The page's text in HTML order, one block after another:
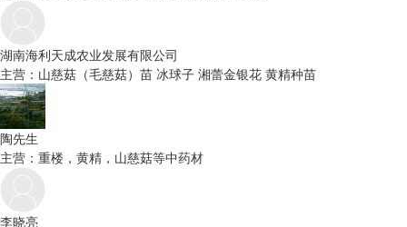
湖南海利天成农业发展有限公司
主营：山慈菇（毛慈菇）苗 冰球子 湘蕾金银花 黄精种苗
陶先生
主营：重楼，黄精，山慈菇等中药材
李晓亮